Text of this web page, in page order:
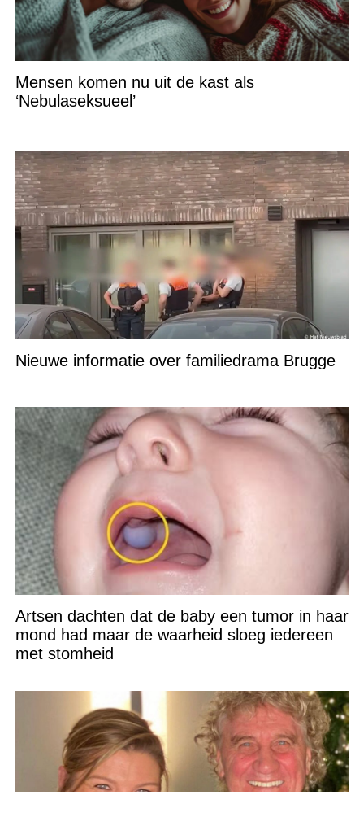
Mensen komen nu uit de kast als
‘Nebulaseksueel’
Nieuwe informatie over familiedrama Brugge
Artsen dachten dat de baby een tumor in haar
mond had maar de waarheid sloeg iedereen
met stomheid